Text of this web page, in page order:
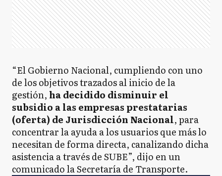
“El Gobierno Nacional, cumpliendo con uno
de los objetivos trazados al inicio de la
gestión, ha decidido disminuir el
subsidio a las empresas prestatarias
(oferta) de Jurisdicción Nacional, para
concentrar la ayuda a los usuarios que más lo
necesitan de forma directa, canalizando dicha
asistencia a través de SUBE”, dijo en un
comunicado la Secretaría de Transporte.